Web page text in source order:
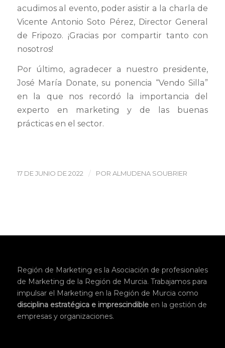
acudimos al evento, poder asistir a la charla de
Vicente Antonio Soto Pérez, Director General
de Fripozo. ¡Gracias por compartir tanto con
nosotros!
Por último, agradecer a nuestro presidente,
José María Donate, su ponencia “Vendo Silla”
en la que nos recordó la importancia del
experto en marketing y de las buenas
prácticas en el sector.
17 DE JUNIO DE 2022 / POR ALMUDENA SOUBRIER
Región de Marketing es la Asociación de profesionales
de Marketing de la Región de Murcia. Trabajamos para
impulsar el Marketing en la Región de Murcia como
disciplina estratégica e imprescindibleen la gestión de
empresas y organizaciones.